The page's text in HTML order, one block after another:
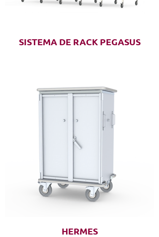
SISTEMA DE RACK PEGASUS
HERMES